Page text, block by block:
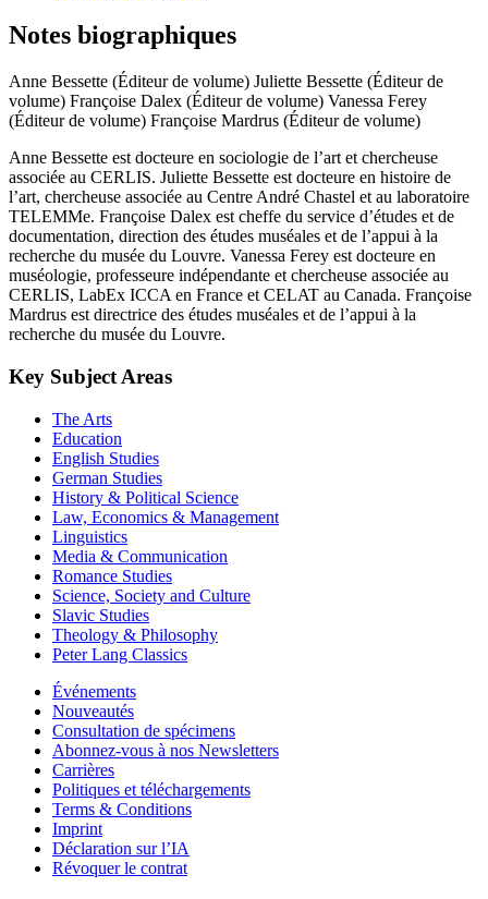
Notes biographiques
Anne Bessette (Éditeur de volume) Juliette Bessette (Éditeur de
volume) Françoise Dalex (Éditeur de volume) Vanessa Ferey
(Éditeur de volume) Françoise Mardrus (Éditeur de volume)
Anne Bessette est docteure en sociologie de l’art et chercheuse
associée au CERLIS. Juliette Bessette est docteure en histoire de
l’art, chercheuse associée au Centre André Chastel et au laboratoire
TELEMMe. Françoise Dalex est cheffe du service d’études et de
documentation, direction des études muséales et de l’appui à la
recherche du musée du Louvre. Vanessa Ferey est docteure en
muséologie, professeure indépendante et chercheuse associée au
CERLIS, LabEx ICCA en France et CELAT au Canada. Françoise
Mardrus est directrice des études muséales et de l’appui à la
recherche du musée du Louvre.
Key Subject Areas
The Arts
Education
English Studies
German Studies
History & Political Science
Law, Economics & Management
Linguistics
Media & Communication
Romance Studies
Science, Society and Culture
Slavic Studies
Theology & Philosophy
Peter Lang Classics
Événements
Nouveautés
Consultation de spécimens
Abonnez-vous à nos Newsletters
Carrières
Politiques et téléchargements
Terms & Conditions
Imprint
Déclaration sur l’IA
Révoquer le contrat